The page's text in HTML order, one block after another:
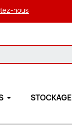
nous
STOCKAGE